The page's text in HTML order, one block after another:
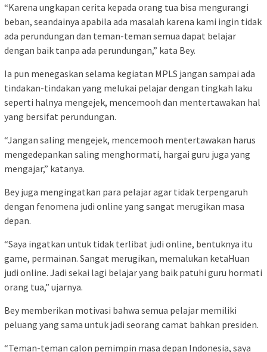
“Karena ungkapan cerita kepada orang tua bisa mengurangi
beban, seandainya apabila ada masalah karena kami ingin tidak
ada perundungan dan teman-teman semua dapat belajar
dengan baik tanpa ada perundungan,” kata Bey.
Ia pun menegaskan selama kegiatan MPLS jangan sampai ada
tindakan-tindakan yang melukai pelajar dengan tingkah laku
seperti halnya mengejek, mencemooh dan mentertawakan hal
yang bersifat perundungan.
“Jangan saling mengejek, mencemooh mentertawakan harus
mengedepankan saling menghormati, hargai guru juga yang
mengajar,” katanya.
Bey juga mengingatkan para pelajar agar tidak terpengaruh
dengan fenomena judi online yang sangat merugikan masa
depan.
“Saya ingatkan untuk tidak terlibat judi online, bentuknya itu
game, permainan. Sangat merugikan, memalukan ketaHuan
judi online. Jadi sekai lagi belajar yang baik patuhi guru hormati
orang tua,” ujarnya.
Bey memberikan motivasi bahwa semua pelajar memiliki
peluang yang sama untuk jadi seorang camat bahkan presiden.
“Teman-teman calon pemimpin masa depan Indonesia, saya